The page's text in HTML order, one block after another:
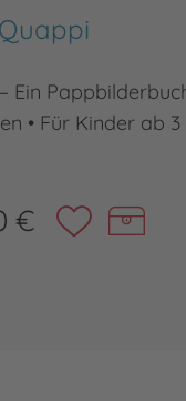
Quappi
Ein
• Für Kinder ab 3
€